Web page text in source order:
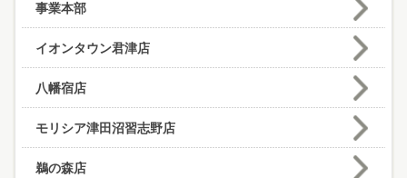
事業本部
イオンタウン君津店
八幡宿店
モリシア津田沼習志野店
鵜の森店